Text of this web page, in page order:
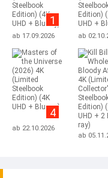
1
ab 17.09.2026 ab
4
ab 22.10.2026
ab